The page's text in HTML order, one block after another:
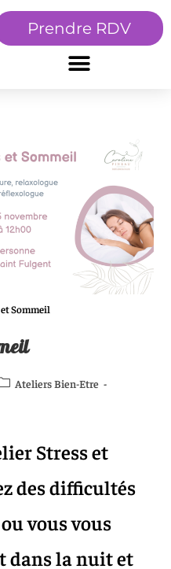
Prendre RDV
Sommeil
Ateliers Bien-Etre
Stress et
des difficultés
vous vous
dans la nuit et